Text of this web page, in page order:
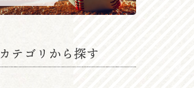
カテゴリから探す